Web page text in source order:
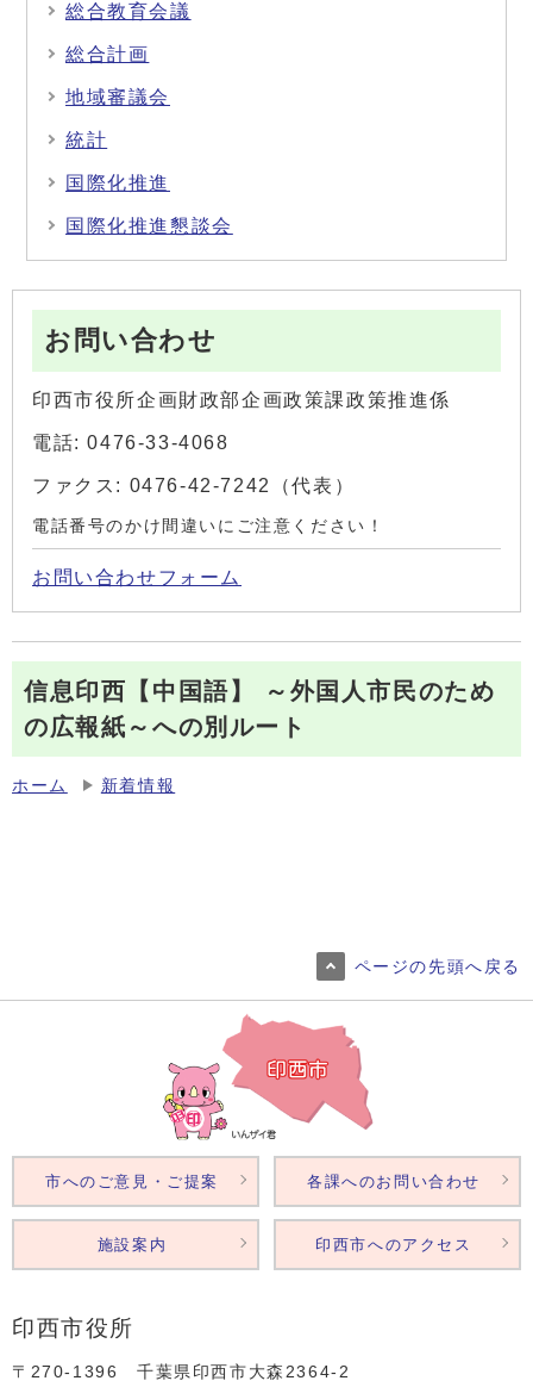
総合教育会議
総合計画
地域審議会
統計
国際化推進
国際化推進懇談会
お問い合わせ
印西市役所企画財政部企画政策課政策推進係
電話: 0476-33-4068
ファクス: 0476-42-7242（代表）
電話番号のかけ間違いにご注意ください！
お問い合わせフォーム
信息印西【中国語】 ～外国人市民のため
の広報紙～への別ルート
ホーム 新着情報
ページの先頭へ戻る
印西市役所
〒270-1396 千葉県印西市大森2364‐2
市へのご意見・ご提案 各課へのお問い合わせ
施設案内 印西市へのアクセス